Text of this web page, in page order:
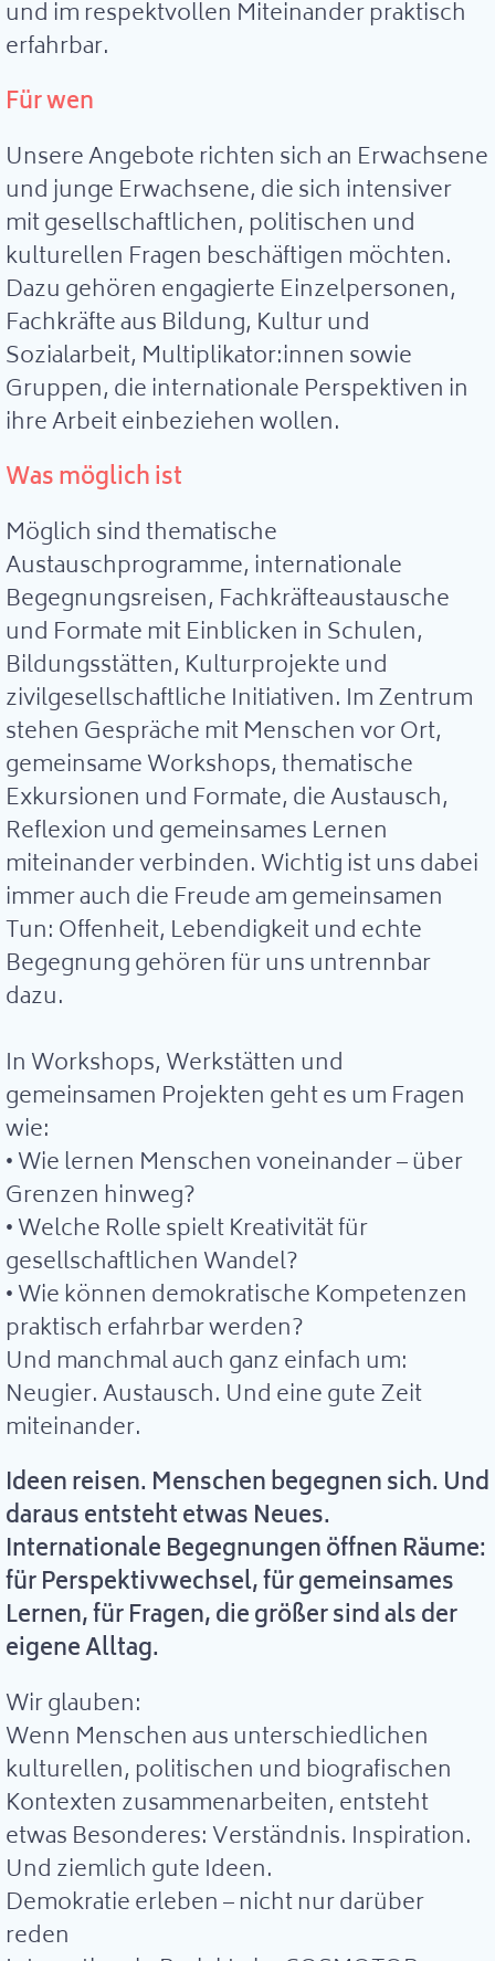
und im respektvollen Miteinander praktisch
erfahrbar.
Für wen
Unsere Angebote richten sich an Erwachsene
und junge Erwachsene, die sich intensiver
mit gesellschaftlichen, politischen und
kulturellen Fragen beschäftigen möchten.
Dazu gehören engagierte Einzelpersonen,
Fachkräfte aus Bildung, Kultur und
Sozialarbeit, Multiplikator:innen sowie
Gruppen, die internationale Perspektiven in
ihre Arbeit einbeziehen wollen.
Was möglich ist
Möglich sind thematische
Austauschprogramme, internationale
Begegnungsreisen, Fachkräfteaustausche
und Formate mit Einblicken in Schulen,
Bildungsstätten, Kulturprojekte und
zivilgesellschaftliche Initiativen. Im Zentrum
stehen Gespräche mit Menschen vor Ort,
gemeinsame Workshops, thematische
Exkursionen und Formate, die Austausch,
Reflexion und gemeinsames Lernen
miteinander verbinden. Wichtig ist uns dabei
immer auch die Freude am gemeinsamen
Tun: Offenheit, Lebendigkeit und echte
Begegnung gehören für uns untrennbar
dazu.
In Workshops, Werkstätten und
gemeinsamen Projekten geht es um Fragen
wie:
• Wie lernen Menschen voneinander – über
Grenzen hinweg?
• Welche Rolle spielt Kreativität für
gesellschaftlichen Wandel?
• Wie können demokratische Kompetenzen
praktisch erfahrbar werden?
Und manchmal auch ganz einfach um:
Neugier. Austausch. Und eine gute Zeit
miteinander.
Ideen reisen. Menschen begegnen sich. Und
daraus entsteht etwas Neues.
Internationale Begegnungen öffnen Räume:
für Perspektivwechsel, für gemeinsames
Lernen, für Fragen, die größer sind als der
eigene Alltag.
Wir glauben:
Wenn Menschen aus unterschiedlichen
kulturellen, politischen und biografischen
Kontexten zusammenarbeiten, entsteht
etwas Besonderes: Verständnis. Inspiration.
Und ziemlich gute Ideen.
Demokratie erleben – nicht nur darüber
reden